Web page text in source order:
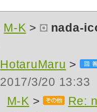
M-K >
nada-
HotaruMaru >
2017/3/20 13:33
M-K >
Re: